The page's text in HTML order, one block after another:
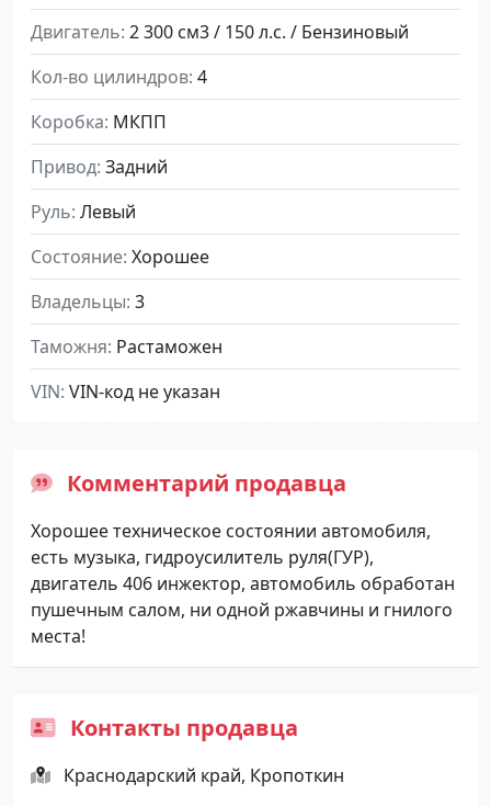
Двигатель 2 300 см3 / 150 л.с. / Бензиновый
Кол-во цилиндров 4
Коробка МКПП
Привод Задний
Руль Левый
Состояние Хорошее
Владельцы 3
Таможня Растаможен
VIN VIN-код не указан
Комментарий продавца
Хорошее техническое состоянии автомобиля,
есть музыка, гидроусилитель руля(ГУР),
двигатель 406 инжектор, автомобиль обработан
пушечным салом, ни одной ржавчины и гнилого
места!
Контакты продавца
Краснодарский край, Кропоткин